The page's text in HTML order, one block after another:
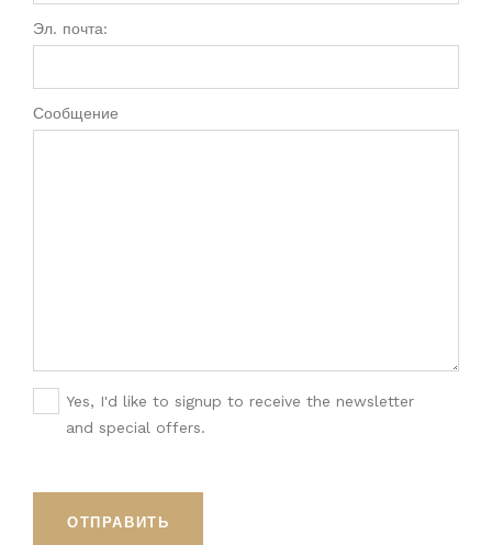
Эл. почта:
Сообщение
Yes, I'd like to signup to receive the newsletter
and special offers.
ОТПРАВИТЬ